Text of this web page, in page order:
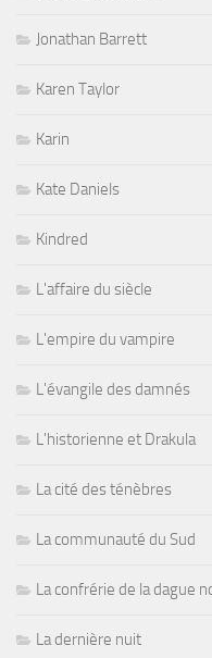
Jonathan Barrett
Karen Taylor
Karin
Kate Daniels
Kindred
L'affaire du siècle
L'empire du vampire
L'évangile des damnés
L'historienne et Drakula
La cité des ténèbres
La communauté du Sud
La confrérie de la dague
La dernière nuit